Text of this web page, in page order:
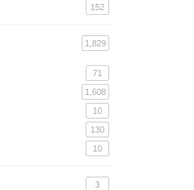
152
1,829
71
1,608
10
130
10
3